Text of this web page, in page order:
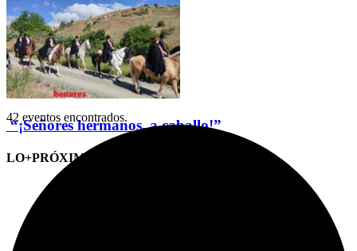
“¡Señores hermanos, a caballo!”
LO+PRÓXIMO (CITAS)
42 eventos encontrados.